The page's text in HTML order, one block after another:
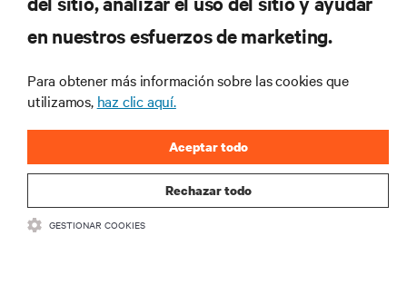
SOPORTE
CORPORATIVO
CONECTA CON NOSOTROS
en nuestros esfuerzos de marketing.
Para obtener más información sobre las cookies que
utilizamos, haz clic aquí.
Rechazar todo
Aceptar todo
GESTIONAR COOKIES